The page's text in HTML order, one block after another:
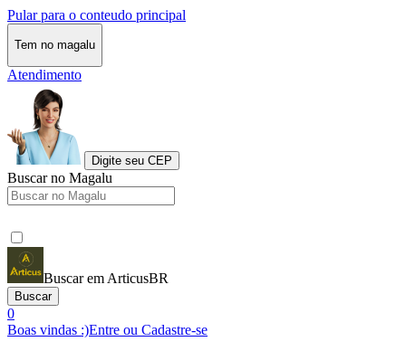
Pular para o conteudo principal
Tem no magalu
Atendimento
Digite seu CEP
Buscar no Magalu
Buscar em ArticusBR
Buscar
0
Boas vindas :)Entre ou Cadastre-se